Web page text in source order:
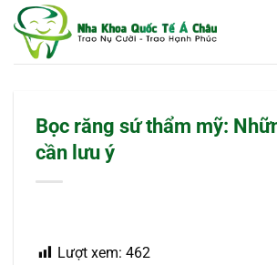
qua
Bọc răng sứ thẩm mỹ:
cần lưu ý
Lượt xem: 462